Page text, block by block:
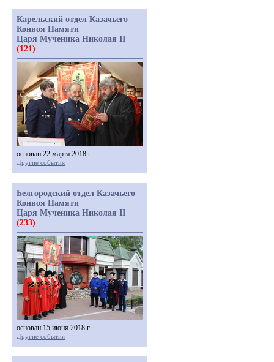
Карельский отдел Казачьего
Конвоя Памяти
Царя Мученика Николая II
(121)
основан 22 марта 2018 г.
Другие события
Белгородский отдел Казачьего
Конвоя Памяти
Царя Мученика Николая II
(233)
основан 15 июня 2018 г.
Другие события